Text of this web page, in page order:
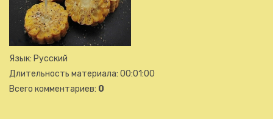
Язык: Русский
Длительность материала: 00:01:00
Всего комментариев: 0